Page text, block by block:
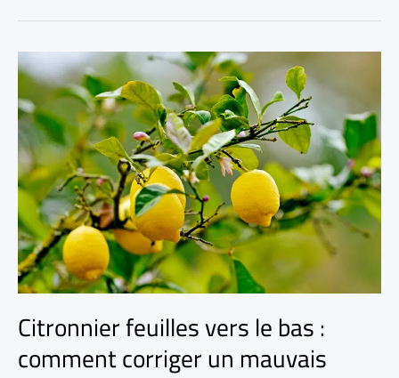
Citronnier feuilles vers le bas :
comment corriger un mauvais